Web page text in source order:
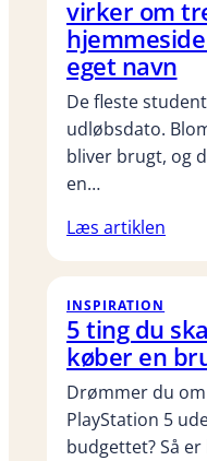
virker om
eget navn
De fleste
udløbsdato.
bliver brugt, og
en…
Læs artiklen
INSPIRATION
5 ting du
køber en
Drømmer du
PlayStation 5
budgettet? Så